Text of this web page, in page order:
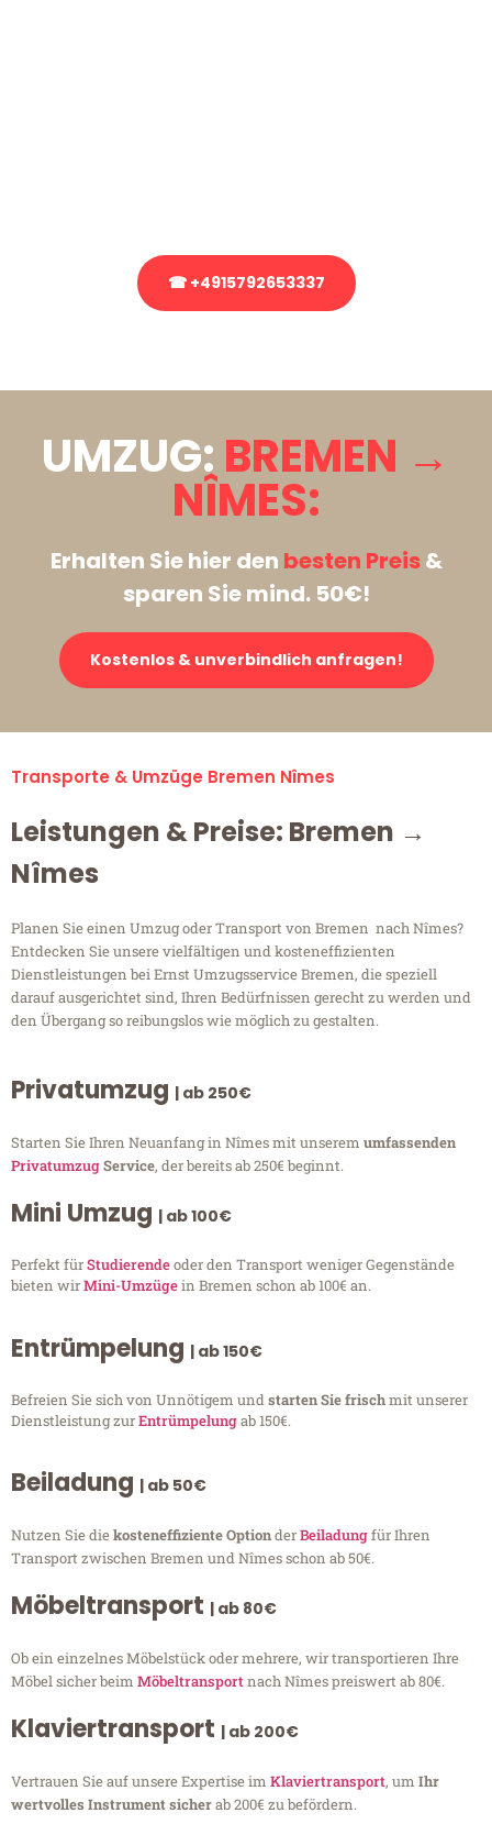
☎ +4915792653337
UMZUG:BREMEN →
NÎMES:
Erhalten Sie hier den besten Preis&
sparen Sie mind. 50€!
Kostenlos & unverbindlich anfragen!
Transporte & Umzüge Bremen Nîmes
Leistungen & Preise: Bremen →
Nîmes
Planen Sie einen Umzug oder Transport von Bremen nach Nîmes?
Entdecken Sie unsere vielfältigen und kosteneffizienten
Dienstleistungen bei Ernst Umzugsservice Bremen, die speziell
darauf ausgerichtet sind, Ihren Bedürfnissen gerecht zu werden und
den Übergang so reibungslos wie möglich zu gestalten.
Privatumzug | ab 250€
Starten Sie Ihren Neuanfang in Nîmes mit unserem umfassenden
PrivatumzugService, der bereits ab 250€ beginnt.
Mini Umzug | ab 100€
Perfekt fürStudierendeoder den Transport weniger Gegenstände
bieten wirMini-Umzügein Bremen schon ab 100€ an.
Entrümpelung | ab 150€
Befreien Sie sich von Unnötigem undstarten Sie frischmit unserer
Dienstleistung zurEntrümpelungab 150€.
Beiladung | ab 50€
Nutzen Sie diekosteneffiziente OptionderBeiladungfür Ihren
Transport zwischen Bremen und Nîmes schon ab 50€.
Möbeltransport | ab 80€
Ob ein einzelnes Möbelstück oder mehrere, wir transportieren Ihre
Möbel sicher beim Möbeltransportnach Nîmes preiswert ab 80€.
Klaviertransport | ab 200€
Vertrauen Sie auf unsere Expertise im Klaviertransport, um Ihr
wertvolles Instrument sicherab 200€ zu befördern.